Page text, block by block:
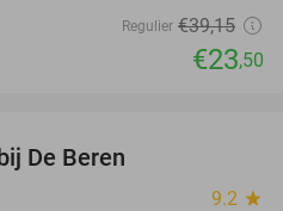
Regulier €39,15
€23,50
De Beren
9.2 star